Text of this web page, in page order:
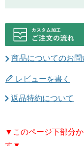
商品についてのお問
レビューを書く
返品特約について
▼このページ下部分